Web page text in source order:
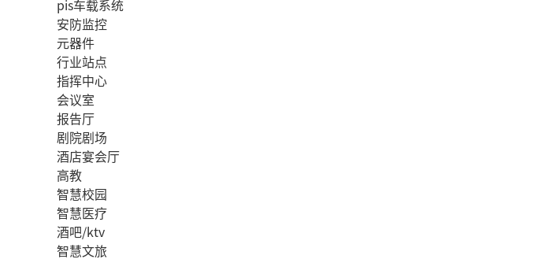
pis车载系统
安防监控
元器件
行业站点
指挥中心
会议室
报告厅
剧院剧场
酒店宴会厅
高教
智慧校园
智慧医疗
酒吧/ktv
智慧文旅